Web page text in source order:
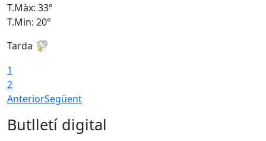
T.Màx: 33°
T.Min: 20°
Tarda
1
2
AnteriorSegüent
Butlletí digital